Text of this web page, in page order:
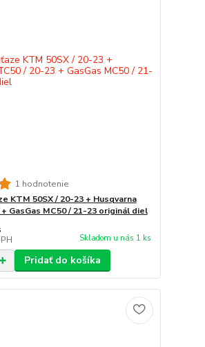
1 hodnotenie
KTM 50SX / 20-23 + Husqvarna
GasGas MC50 / 21-23 originál diel
Skladom u nás 1 ks
Pridať do košíka